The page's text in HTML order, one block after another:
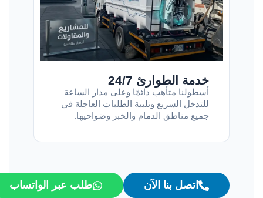
خدمة الطوارئ 24/7
أسطولنا متأهب دائمًا وعلى مدار الساعة
للتدخل السريع وتلبية الطلبات العاجلة في
جميع مناطق الدمام والخبر وضواحيها.
اتصل بنا الآن طلب عبر الواتساب